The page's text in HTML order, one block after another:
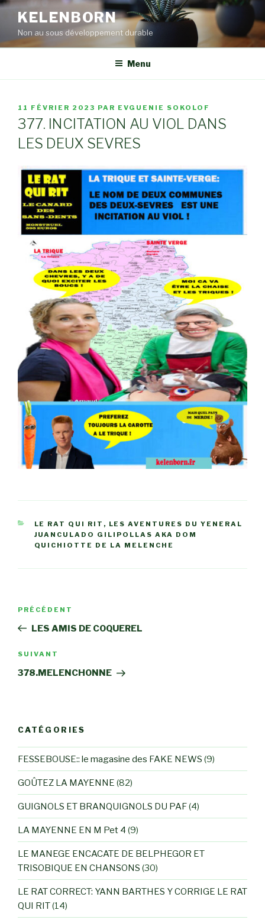
Aller
contenu
principal
KELENBORN
Non au sous développement durable
Menu
PUBLIÉ
LE
11 FÉVRIER 2023 PAR EVGUENIE SOKOLOF
377. INCITATION AU VIOL DANS
LES DEUX SEVRES
CATÉGORIES
LE RAT QUI RIT , LES AVENTURES DU YENERAL
JUANCULADO GILIPOLLAS AKA DOM
QUICHIOTTE DE LA MELENCHE
Navigation
l’article
Article
précédent
PRÉCÉDENT
LES AMIS DE COQUEREL
Article
suivant
SUIVANT
378.MELENCHONNE
CATÉGORIES
FESSEBOUSE:: le magasine des FAKE NEWS (9)
GOÛTEZ LA MAYENNE (82)
GUIGNOLS ET BRANQUIGNOLS DU PAF(4)
LA MAYENNE EN M Pet 4 (9)
LE MANEGE ENCACATE DE BELPHEGOR ET
TRISOBIQUE EN CHANSONS (30)
LE RAT CORRECT: YANN BARTHES Y CORRIGE LE RAT
QUI RIT(14)